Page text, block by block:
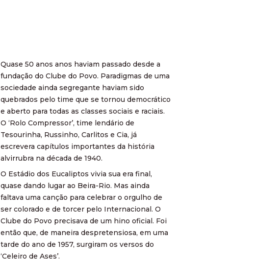
Quase 50 anos anos haviam passado desde a
fundação do Clube do Povo. Paradigmas de uma
sociedade ainda segregante haviam sido
quebrados pelo time que se tornou democrático
e aberto para todas as classes sociais e raciais.
O ‘Rolo Compressor’, time lendário de
Tesourinha, Russinho, Carlitos e Cia, já
escrevera capítulos importantes da história
alvirrubra na década de 1940.
O Estádio dos Eucaliptos vivia sua era final,
quase dando lugar ao Beira-Rio. Mas ainda
faltava uma canção para celebrar o orgulho de
ser colorado e de torcer pelo Internacional. O
Clube do Povo precisava de um hino oficial. Foi
então que, de maneira despretensiosa, em uma
tarde do ano de 1957, surgiram os versos do
‘Celeiro de Ases’.